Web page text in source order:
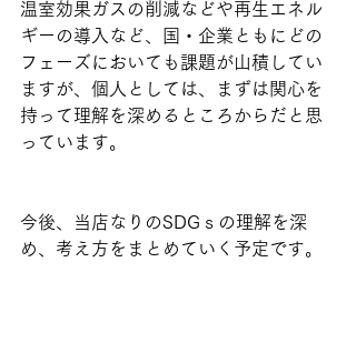
温室効果ガスの削減などや再生エネル
ギーの導入など、国・企業ともにどの
フェーズにおいても課題が山積してい
ますが、個人としては、まずは関心を
持って理解を深めるところからだと思
っています。
今後、当店なりのSDGｓの理解を深
め、考え方をまとめていく予定です。